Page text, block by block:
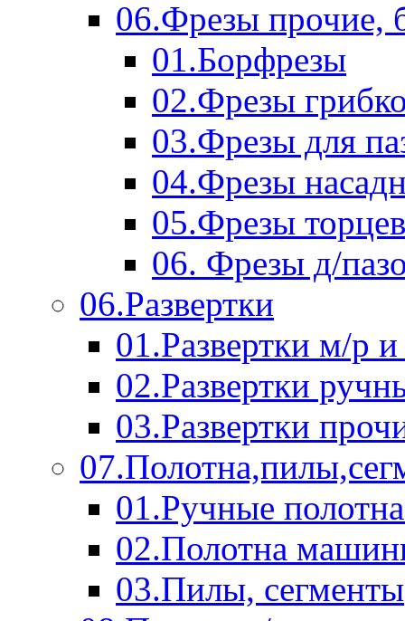
06.Фрезы прочие,
01.Борфрезы
02.Фрезы
03.Фрезы для
04.Фрезы
05.Фрезы
06. Фрезы д/
06.Развертки
01.Развертки м/р
02.Развертки
03.Развертки
01.Ручные
02.Полотна
03.Пилы, сегменты